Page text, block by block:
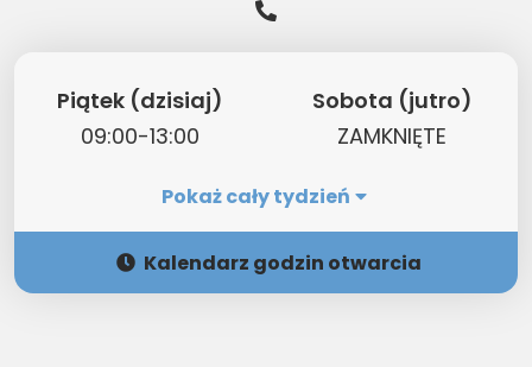
Piątek (dzisiaj)
09:00-13:00
Sobota (jutro)
ZAMKNIĘTE
Pokaż cały tydzień
Kalendarz godzin otwarcia